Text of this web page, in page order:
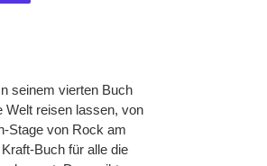
seinem vierten Buch
Welt reisen lassen, von
Stage von Rock am
Buch für alle die